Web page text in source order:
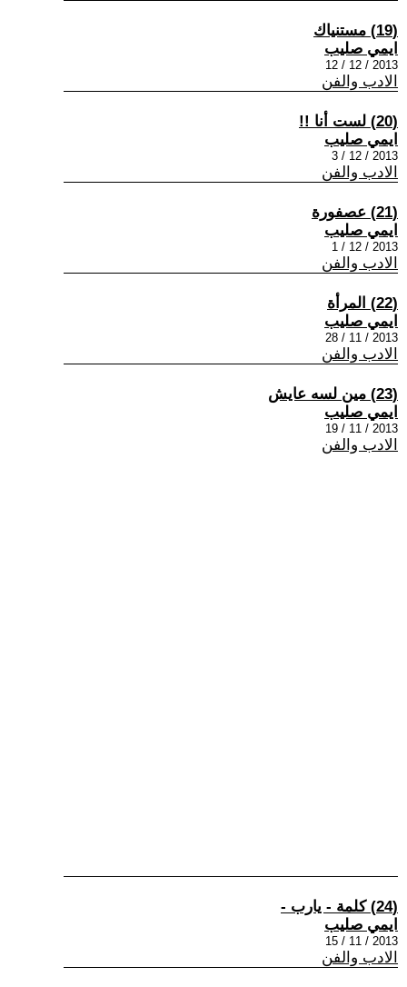
(19) مستنياك
ايمي صليب
2013 / 12 / 12
الادب والفن
(20) لست أنا !!
ايمي صليب
2013 / 12 / 3
الادب والفن
(21) عصفورة
ايمي صليب
2013 / 12 / 1
الادب والفن
(22) المرأة
ايمي صليب
2013 / 11 / 28
الادب والفن
(23) مين لسه عايش
ايمي صليب
2013 / 11 / 19
الادب والفن
(24) كلمة - يارب -
ايمي صليب
2013 / 11 / 15
الادب والفن